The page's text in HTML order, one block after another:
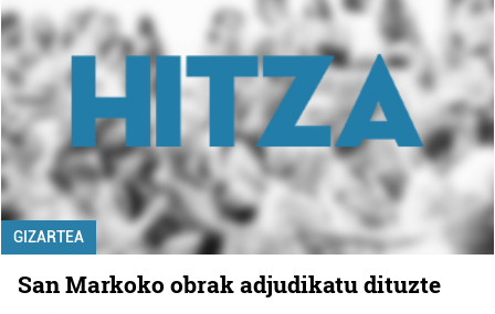
GIZARTEA
San Markoko obrak adjudikatu dituzte